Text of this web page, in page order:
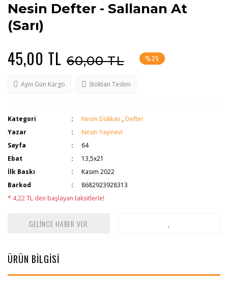
Nesin Defter - Sallanan At
(Sarı)
45,00 TL 60,00 TL %25
Aynı Gün Kargo Stoktan Teslim
Kategori Nesin Dükkan , Defter
Yazar
Nesin Yayınevi
Sayfa
64
Ebat
13,5x21
İlk Baskı
Kasım 2022
Barkod
8682923928313
* 4,22 TL den başlayan taksitlerle!
GELİNCE HABER VER
ÜRÜN BİLGİSİ